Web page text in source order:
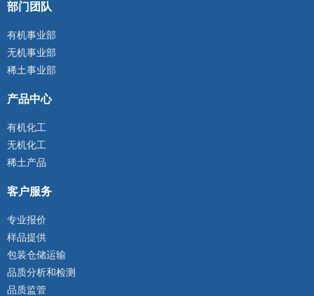
部门团队
有机事业部
无机事业部
稀土事业部
产品中心
有机化工
无机化工
稀土产品
客户服务
专业报价
样品提供
包装仓储运输
品质分析和检测
品质监管